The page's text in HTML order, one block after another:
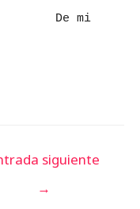
siguiente
→